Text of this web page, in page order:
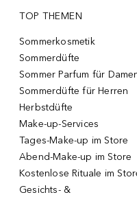
TOP THEMEN
Sommerkosmetik
Sommerdüfte
Sommer Parfum für
Sommerdüfte für Herren
Herbstdüfte
Make-up-Services
Tages-Make-up im Store
Abend-Make-up im Store
Kostenlose Rituale im
Gesichts- &